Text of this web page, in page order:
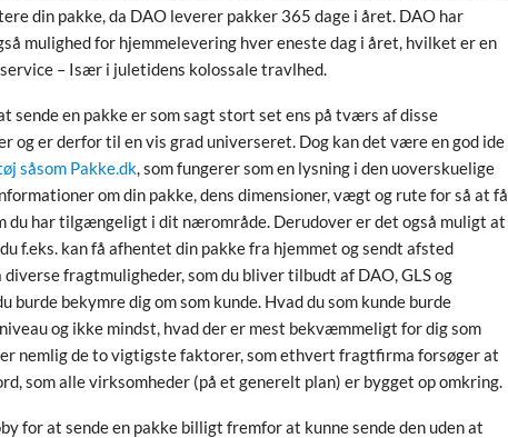
din pakke, da DAO leverer pakker 365 dage i året. DAO har
mulighed for hjemmelevering hver eneste dag i året, hvilket er en
– Især i juletidens kolossale travlhed.
sende en pakke er som sagt stort set ens på tværs af disse
og er derfor til en vis grad universeret. Dog kan det være en god ide
såsom Pakke.dk, som fungerer som en lysning i den uoverskuelige
om din pakke, dens dimensioner, vægt og rute for så at få
du har tilgængeligt i dit nærområde. Derudover er det også muligt at
f.eks. kan få afhentet din pakke fra hjemmet og sendt afsted
fragtmuligheder, som du bliver tilbudt af DAO, GLS og
burde bekymre dig om som kunde. Hvad du som kunde burde
og ikke mindst, hvad der er mest bekvæmmeligt for dig som
nemlig de to vigtigste faktorer, som ethvert fragtfirma forsøger at
som alle virksomheder (på et generelt plan) er bygget op omkring.
for at sende en pakke billigt fremfor at kunne sende den uden at